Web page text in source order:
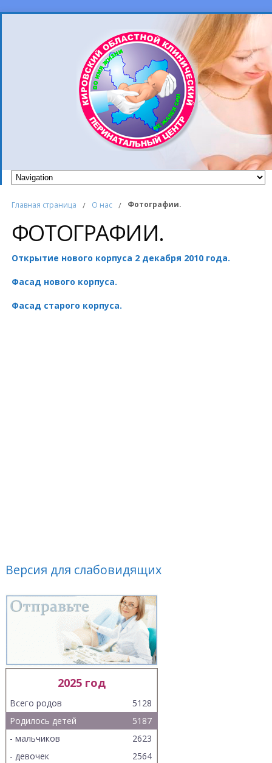
Главная страница / О нас / Фотографии.
ФОТОГРАФИИ.
Открытие нового корпуса 2 декабря 2010 года.
Фасад нового корпуса.
Фасад старого корпуса.
Версия для слабовидящих
2025 год
Всего родов
5128
Родилось детей
5187
- мальчиков
2623
- девочек
2564